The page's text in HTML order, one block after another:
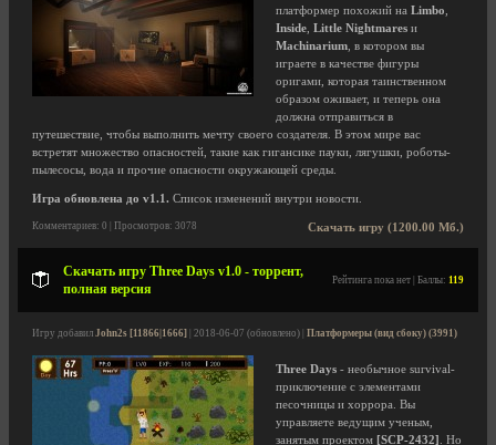
платформер похожий на Limbo
Inside Little Nightmares и
Machinarium , в котором вы
играете в качестве фигуры
оригами, которая таинственном
образом оживает, и теперь она
должна отправиться в
путешествие, чтобы выполнить мечту своего создателя. В этом мире вас
встретят множество опасностей, такие как гигансике пауки, лягушки, роботы-
пылесосы, вода и прочие опасности окружающей среды.
Игра обновлена до v1.1. Список изменений внутри новости.
Скачать игру (1200.00 Мб.)
Комментариев: 0 | Просмотров: 3078
Скачать игру Three Days v1.0 - торрент,
полная версия
Рейтинга пока нет | Баллы: 119
Игру добавил John2s [11866|1666] | 2018-06-07 (обновлено) | Платформеры (вид сбоку) (3991)
Three Days - необычное survival-
приключение с элементами
песочницы и хоррора. Вы
управляете ведущим ученым,
занятым проектом [SCP-2432] . Но